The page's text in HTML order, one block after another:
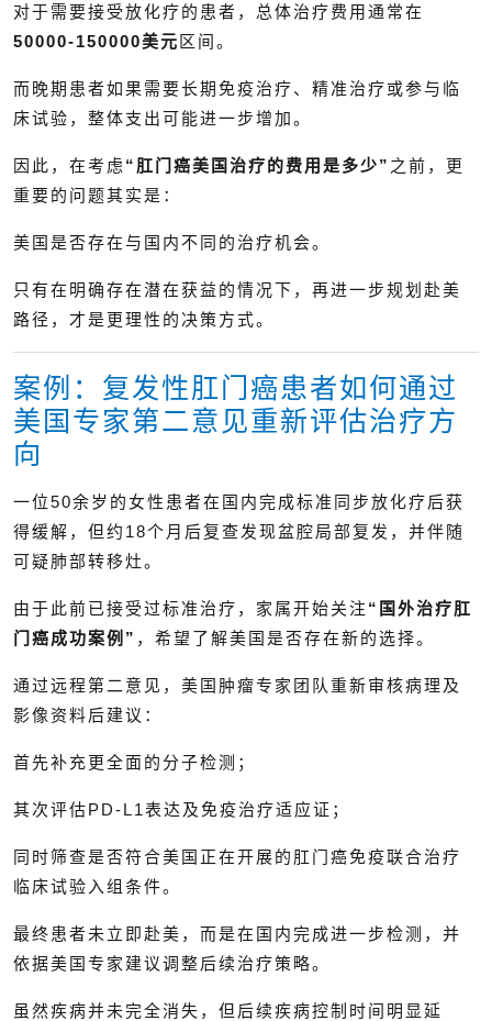
对于需要接受放化疗的患者，总体治疗费用通常在
50000-150000美元 区间。
而晚期患者如果需要长期免疫治疗、精准治疗或参与临
床试验，整体支出可能进一步增加。
因此，在考虑 “肛门癌美国治疗的费用是多少” 之前，更
重要的问题其实是：
美国是否存在与国内不同的治疗机会。
只有在明确存在潜在获益的情况下，再进一步规划赴美
路径，才是更理性的决策方式。
案例：复发性肛门癌患者如何通过
美国专家第二意见重新评估治疗方
向
一位50余岁的女性患者在国内完成标准同步放化疗后获
得缓解，但约18个月后复查发现盆腔局部复发，并伴随
可疑肺部转移灶。
由于此前已接受过标准治疗，家属开始关注 “国外治疗肛
门癌成功案例” ，希望了解美国是否存在新的选择。
通过远程第二意见，美国肿瘤专家团队重新审核病理及
影像资料后建议：
首先补充更全面的分子检测；
其次评估PD-L1表达及免疫治疗适应证；
同时筛查是否符合美国正在开展的肛门癌免疫联合治疗
临床试验入组条件。
最终患者未立即赴美，而是在国内完成进一步检测，并
依据美国专家建议调整后续治疗策略。
虽然疾病并未完全消失，但后续疾病控制时间明显延